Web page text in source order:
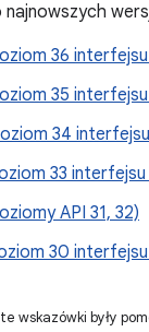
36 interfejsu
35 interfejsu
34
33 interfejsu
API 31, 32)
30 interfejsu
wskazówki były